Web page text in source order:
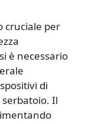
cruciale per
è necessario
di
serbatoio. Il